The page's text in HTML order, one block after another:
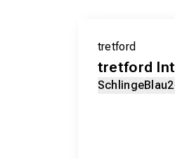
tretford
tretford
SchlingeBlau